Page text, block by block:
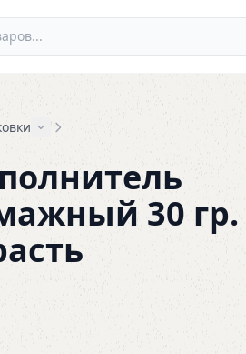
30 гр.